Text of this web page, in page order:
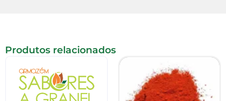
Produtos relacionados